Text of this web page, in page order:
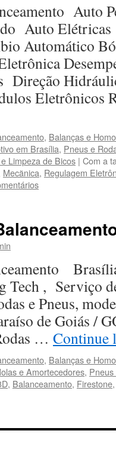
Auto
Auto
Automático
Direção
, Balanças e
em Brasília, Pneus e
Limpeza de Bicos | Com a
Mecãnica, Regulagem
, Serviço
e Pneus,
de Goiás /
… Continue
, Balanças e
e Amortecedores,
, Balanceamento, Firestone